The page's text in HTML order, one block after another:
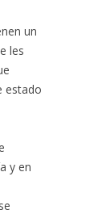
un
les
estado
y en